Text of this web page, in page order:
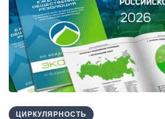
ЦИРКУЛЯРНОСТЬ